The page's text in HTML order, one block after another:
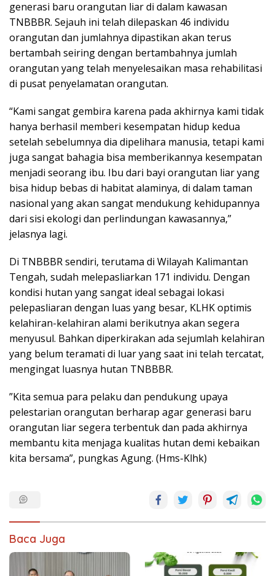
generasi baru orangutan liar di dalam kawasan
TNBBBR. Sejauh ini telah dilepaskan 46 individu
orangutan dan jumlahnya dipastikan akan terus
bertambah seiring dengan bertambahnya jumlah
orangutan yang telah menyelesaikan masa rehabilitasi
di pusat penyelamatan orangutan.
“Kami sangat gembira karena pada akhirnya kami tidak
hanya berhasil memberi kesempatan hidup kedua
setelah sebelumnya dia dipelihara manusia, tetapi kami
juga sangat bahagia bisa memberikannya kesempatan
menjadi seorang ibu. Ibu dari bayi orangutan liar yang
bisa hidup bebas di habitat alaminya, di dalam taman
nasional yang akan sangat mendukung kehidupannya
dari sisi ekologi dan perlindungan kawasannya,”
jelasnya lagi.
Di TNBBBR sendiri, terutama di Wilayah Kalimantan
Tengah, sudah melepasliarkan 171 individu. Dengan
kondisi hutan yang sangat ideal sebagai lokasi
pelepasliaran dengan luas yang besar, KLHK optimis
kelahiran-kelahiran alami berikutnya akan segera
menyusul. Bahkan diperkirakan ada sejumlah kelahiran
yang belum teramati di luar yang saat ini telah tercatat,
mengingat luasnya hutan TNBBBR.
”Kita semua para pelaku dan pendukung upaya
pelestarian orangutan berharap agar generasi baru
orangutan liar segera terbentuk dan pada akhirnya
membantu kita menjaga kualitas hutan demi kebaikan
kita bersama”, pungkas Agung. (Hms-Klhk)
Baca Juga